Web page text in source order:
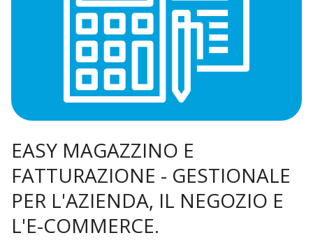
EASY MAGAZZINO E
FATTURAZIONE - GESTIONALE
PER L'AZIENDA, IL NEGOZIO E
L'E-COMMERCE.